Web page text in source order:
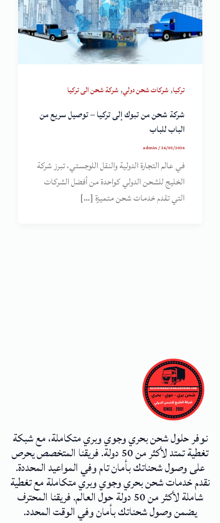
تركيا,شركات شحن دولي,شركة شحن الى تركيا
شركة شحن من تبوك إلى تركيا – توصيل سريع من
الباب للباب
admin/26/03/2026
في عالم التجارة الدولية والنقل اللوجستي، تبرز شركة
الخليج للشحن الدولي كواحدة من أفضل الشركات
التي تقدم خدمات شحن متميزة […]
نوفر حلول شحن بحري وجوي وبري متكاملة، مع شبكة
تغطية تمتد لأكثر من 50 دولة. فريقنا المتخصص يحرص
على وصول شحناتك بأمان تام وفي المواعيد المحددة.
نقدم خدمات شحن بحري وجوي وبري متكاملة مع تغطية
شاملة لأكثر من 50 دولة حول العالم. فريقنا المحترف
يضمن وصول شحناتك بأمان وفي الوقت المحدد.